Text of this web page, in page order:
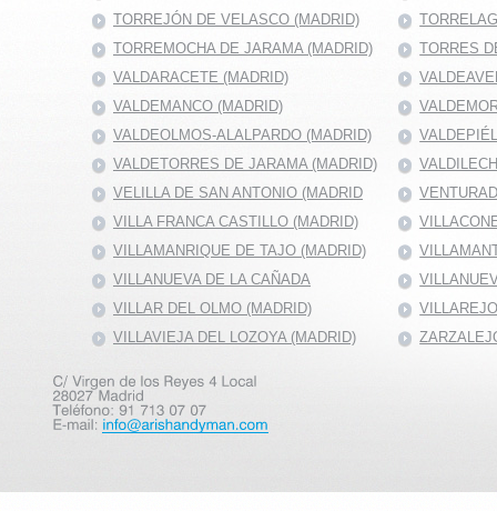
TORREJÓN DE VELASCO (MADRID)
TORREMOCHA DE JARAMA (MADRID)
TORRES
VALDARACETE (MADRID)
VALDEMANCO (MADRID)
VALDEOLMOS-ALALPARDO (MADRID)
VALDETORRES DE JARAMA (MADRID)
VELILLA DE SAN ANTONIO (MADRID
VILLA FRANCA CASTILLO (MADRID)
VILLAMANRIQUE DE TAJO (MADRID)
VILLANUEVA DE LA CAÑADA
VILLAR DEL OLMO (MADRID)
VILLAVIEJA DEL LOZOYA (MADRID)